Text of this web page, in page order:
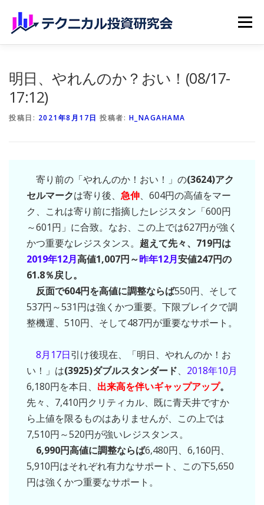
メニュー
明日、やれんのか？おい！(08/17-
17:12)
投稿日: 2021年8月17日 投稿者: H_NAGAHAMA
寄り前の「やれんのか！おい！」の(3624)アク
セルマークは寄り後、 急伸、604円の高値をマー
ク、これは寄り前に指摘したレジスタン「600円
～601円」に合致。なお、この上では627円が強く
かつ重要なレジスタンス。 超えて先々、719円は
2019年12月高値1,007円～昨年12月安値247円の
61.8％戻し。
反面で604円を高値に調整ならば550円、そして
537円～531円は強くかつ重要。下限ブレイクで調
整機運、510円、そして487円が重要なサポート。
8月17日引け後現在、「明日、やれんのか！お
い！」は(3925)ダブルスタンダード、 2018年10月
6,180円を本日、 出来高を伴いギャップアップ。
先々、7,410円クリティカル、既に青天井ですか
ら上値を限るものはありませんが、この上では
7,510円～520円が強いレジスタンス。
6,990円高値に調整ならば6,480円、6,160円、
5,910円はそれぞれ有力なサポート、この下5,650
円は強くかつ重要なサポート。